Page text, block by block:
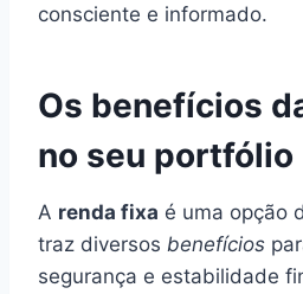
consciente e informado.
Os benefícios
no seu portfólio
A renda fixa é uma opção
traz diversos benefícios
segurança e estabilidade